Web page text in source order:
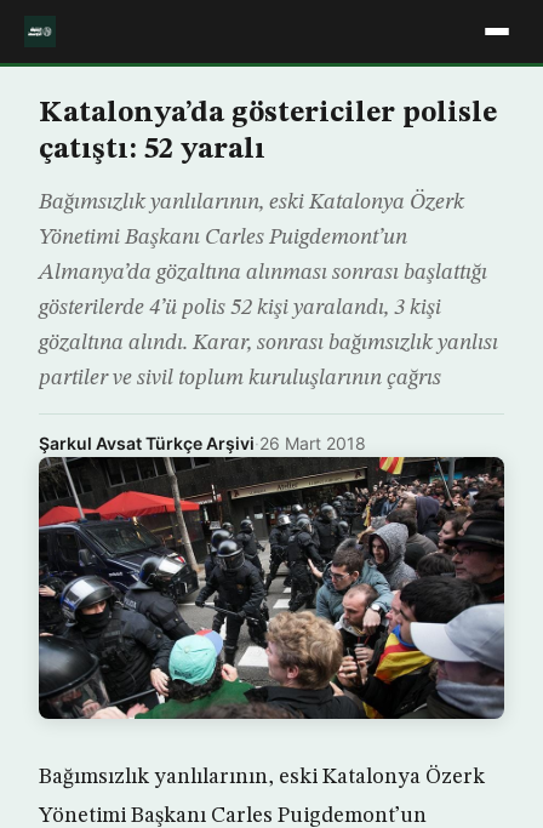
Katalonya’da göstericiler polisle
çatıştı: 52 yaralı
Bağımsızlık yanlılarının, eski Katalonya Özerk
Yönetimi Başkanı Carles Puigdemont’un
Almanya’da gözaltına alınması sonrası başlattığı
gösterilerde 4’ü polis 52 kişi yaralandı, 3 kişi
gözaltına alındı. Karar, sonrası bağımsızlık yanlısı
partiler ve sivil toplum kuruluşlarının çağrıs
Şarkul Avsat Türkçe Arşivi·26 Mart 2018
Bağımsızlık yanlılarının, eski Katalonya Özerk
Yönetimi Başkanı Carles Puigdemont’un